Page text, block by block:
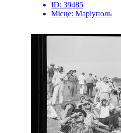
ID: 39485
Місце: Маріуполь